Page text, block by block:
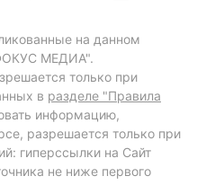
на данном
МЕДИА".
только при
в разделе "Правила
информацию,
разрешается только при
гиперссылки на Сайт
не ниже первого